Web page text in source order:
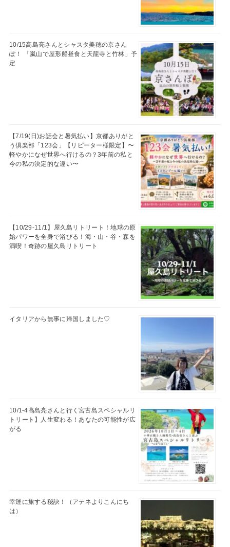
10/15高島亮さんとシャスタ美穂の京さん
ぽ！ 「嵐山で屋形船昼食と天龍寺と竹林」予
定
【7/19(日)お話会と暑気払い】京都ありがと
う倶楽部「123会」【リピーター様限定】〜
軽やかになぜ世界へ行けるの？3年前の私と
今の私の決定的な違い〜
【10/29-11/1】屋久島リトリート！地球の原
始パワーを全身で浴びる！海・山・谷・森を
満喫！奇跡の屋久島リトリート
イタリアから無事に帰国しました♡
10/1-4高島亮さんと行く宮古島スペシャルリ
トリート】人生変わる！あなたの可能性が広
がる
幸運に旅する秘訣！（アテネよりこんにち
は）